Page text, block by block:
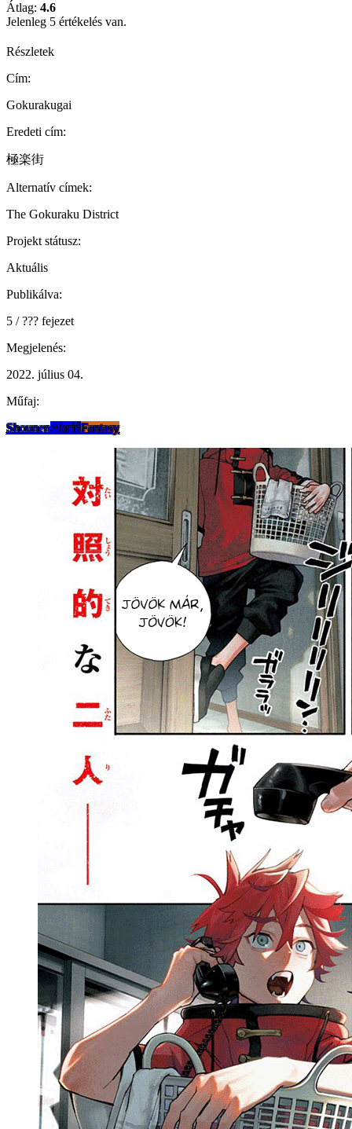
Átlag: 4.6
Jelenleg 5 értékelés van.
Részletek
Cím:
Gokurakugai
Eredeti cím:
極楽街
Alternatív címek:
The Gokuraku District
Projekt státusz:
Aktuális
Publikálva:
5 / ??? fejezet
Megjelenés:
2022. július 04.
Műfaj:
ShounenAkcióFantasy